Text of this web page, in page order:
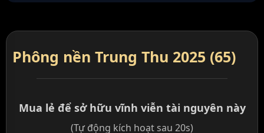
Phông nền Trung Thu 2025 (65)
Mua lẻ để sở hữu vĩnh viễn tài nguyên này
(Tự động kích hoạt sau 20s)